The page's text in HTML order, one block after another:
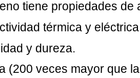
tiene propiedades de
térmica y
y dureza.
(200 veces mayor que